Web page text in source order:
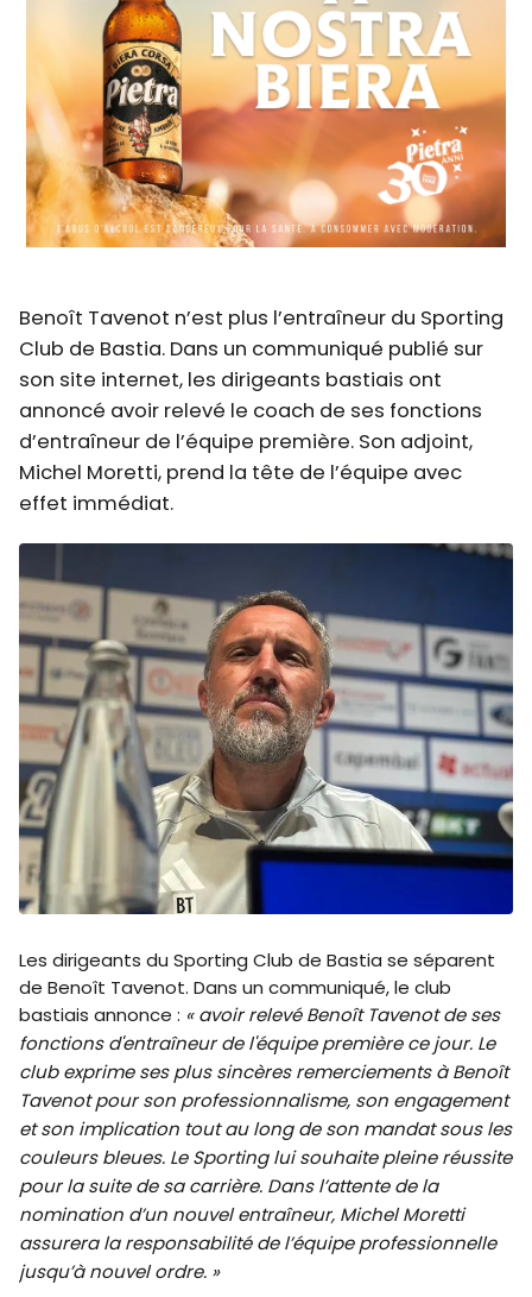
Benoît Tavenot n’est plus l’entraîneur du Sporting
Club de Bastia. Dans un communiqué publié sur
son site internet, les dirigeants bastiais ont
annoncé avoir relevé le coach de ses fonctions
d’entraîneur de l’équipe première. Son adjoint,
Michel Moretti, prend la tête de l’équipe avec
effet immédiat.
Les dirigeants du Sporting Club de Bastia se séparent
de Benoît Tavenot. Dans un communiqué, le club
bastiais annonce : « avoir relevé Benoît Tavenot de ses
fonctions d'entraîneur de l'équipe première ce jour. Le
club exprime ses plus sincères remerciements à Benoît
Tavenot pour son professionnalisme, son engagement
et son implication tout au long de son mandat sous les
couleurs bleues. Le Sporting lui souhaite pleine réussite
pour la suite de sa carrière. Dans l’attente de la
nomination d’un nouvel entraîneur, Michel Moretti
assurera la responsabilité de l’équipe professionnelle
jusqu’à nouvel ordre. »